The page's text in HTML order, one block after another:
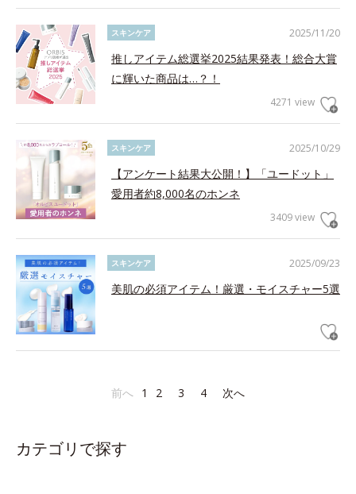
2025/11/20
スキンケア
推しアイテム総選挙2025結果発表！総合大賞
に輝いた商品は…？！
4271 view
2025/10/29
スキンケア
【アンケート結果大公開！】「ユードット」
愛用者約8,000名のホンネ
3409 view
2025/09/23
スキンケア
美肌の必須アイテム！厳選・モイスチャー5選
前へ 1 2 3 4 次へ
カテゴリで探す